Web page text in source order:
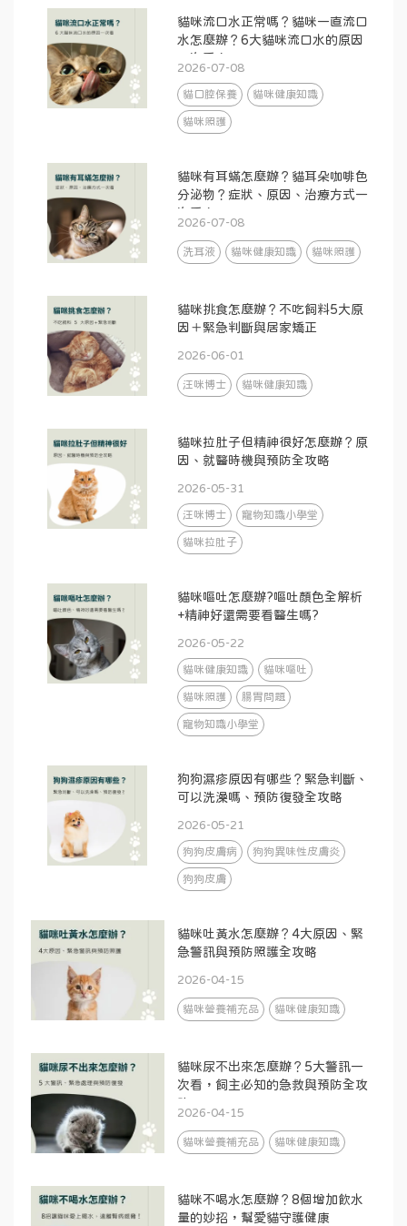
貓咪流口水正常嗎？貓咪一直流口
水怎麼辦？6大貓咪流口水的原因
一次看！
2026-07-08
貓口腔保養 貓咪健康知識
貓咪照護
貓咪有耳蟎怎麼辦？貓耳朵咖啡色
分泌物？症狀、原因、治療方式一
次看！
2026-07-08
洗耳液 貓咪健康知識 貓咪照護
貓咪挑食怎麼辦？不吃飼料5大原
因＋緊急判斷與居家矯正
2026-06-01
汪咪博士 貓咪健康知識
貓咪拉肚子但精神很好怎麼辦？原
因、就醫時機與預防全攻略
2026-05-31
汪咪博士 寵物知識小學堂
貓咪拉肚子
貓咪嘔吐怎麼辦?嘔吐顏色全解析
+精神好還需要看醫生嗎?
2026-05-22
貓咪健康知識 貓咪嘔吐
貓咪照護 腸胃問題
寵物知識小學堂
狗狗濕疹原因有哪些？緊急判斷、
可以洗澡嗎、預防復發全攻略
2026-05-21
狗狗皮膚病 狗狗異味性皮膚炎
狗狗皮膚
貓咪吐黃水怎麼辦？4大原因、緊
急警訊與預防照護全攻略
2026-04-15
貓咪營養補充品 貓咪健康知識
貓咪尿不出來怎麼辦？5大警訊一
次看，飼主必知的急救與預防全攻
略
2026-04-15
貓咪營養補充品 貓咪健康知識
貓咪不喝水怎麼辦？8個增加飲水
量的妙招，幫愛貓守護健康